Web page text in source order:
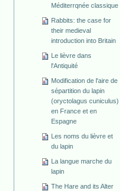
Méditerrqnée classique
Rabbits: the case for
their medieval
introduction into Britain
Le lièvre dans
l'Antiquité
Modification de l'aire de
sépartition du lapin
(oryctolagus cuniculus)
en France et en
Espagne
Les noms du lièvre et
du lapin
La langue marche du
lapin
The Hare and its Alter